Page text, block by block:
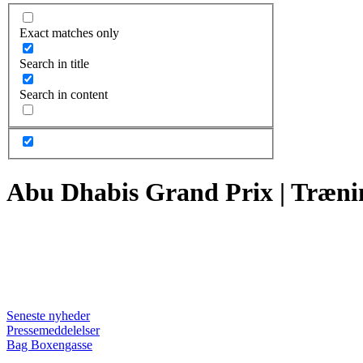
Exact matches only
Search in title
Search in content
Abu Dhabis Grand Prix |
Seneste nyheder
Pressemeddelelser
Bag Boxengasse